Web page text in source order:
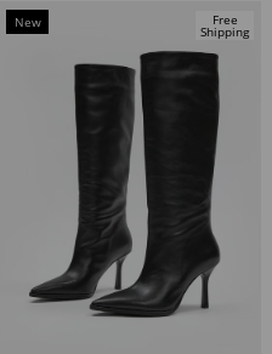
New
Free
Shipping